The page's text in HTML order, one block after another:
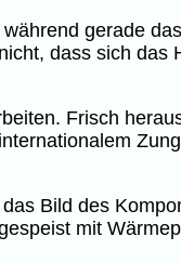
gerade
dass sich das
Frisch
Bild des
mit